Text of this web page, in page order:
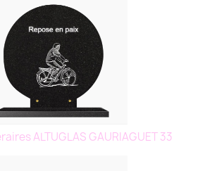
ALTUGLAS GAURIAGUET 33